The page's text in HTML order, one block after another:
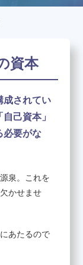
資本
成されてい
己資本」
必要がな
泉。これを
かせませ
あたるので